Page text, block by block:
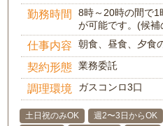
勤務時間
8時～20時の間で1
が可能です。(候
仕事内容 朝食、昼食、夕食
契約形態 業務委託
調理環境 ガスコンロ3口
土日祝のみOK 週2〜3日からOK